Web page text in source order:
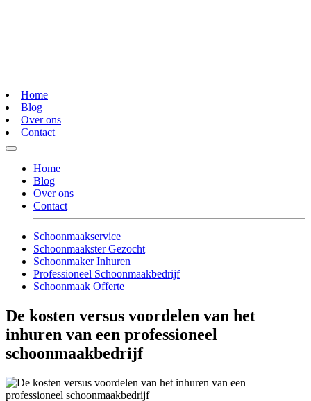
Home
Blog
Over ons
Contact
Home
Blog
Over ons
Contact
Schoonmaakservice
Schoonmaakster Gezocht
Schoonmaker Inhuren
Professioneel Schoonmaakbedrijf
Schoonmaak Offerte
De kosten versus voordelen van het
inhuren van een professioneel
schoonmaakbedrijf